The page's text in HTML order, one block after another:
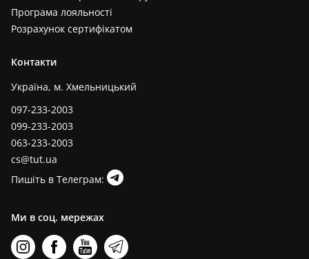
Програма лояльності
Розрахунок сертифікатом
Контакти
Україна, м. Хмельницький
097-233-2003
099-233-2003
063-233-2003
cs@tut.ua
Пишіть в Телеграм:
Ми в соц. мережах